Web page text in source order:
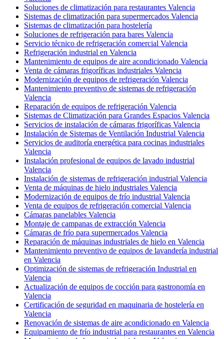
Soluciones de climatización para restaurantes Valencia
Sistemas de climatización para supermercados Valencia
Sistemas de climatización para hostelería
Soluciones de refrigeración para bares Valencia
Servicio técnico de refrigeración comercial Valencia
Refrigeración industrial en Valencia
Mantenimiento de equipos de aire acondicionado Valencia
Venta de cámaras frigoríficas industriales Valencia
Modernización de equipos de refrigeración Valencia
Mantenimiento preventivo de sistemas de refrigeración
Valencia
Reparación de equipos de refrigeración Valencia
Sistemas de Climatización para Grandes Espacios Valencia
Servicios de instalación de cámaras frigoríficas Valencia
Instalación de Sistemas de Ventilación Industrial Valencia
Servicios de auditoría energética para cocinas industriales
Valencia
Instalación profesional de equipos de lavado industrial
Valencia
Instalación de sistemas de refrigeración industrial Valencia
Venta de máquinas de hielo industriales Valencia
Modernización de equipos de frío industrial Valencia
Venta de equipos de refrigeración comercial Valencia
Cámaras panelables Valencia
Montaje de campanas de extracción Valencia
Cámaras de frío para supermercados Valencia
Reparación de máquinas industriales de hielo en Valencia
Mantenimiento preventivo de equipos de lavandería industrial
en Valencia
Optimización de sistemas de refrigeración Industrial en
Valencia
Actualización de equipos de cocción para gastronomía en
Valencia
Certificación de seguridad en maquinaria de hostelería en
Valencia
Renovación de sistemas de aire acondicionado en Valencia
Equipamiento de frío industrial para restaurantes en Valencia